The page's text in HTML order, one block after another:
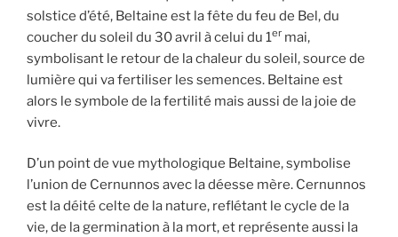
solstice d’été, Beltaine est la fête du feu de Bel, du
coucher du soleil du 30 avril à celui du 1er mai,
symbolisant le retour de la chaleur du soleil, source de
lumière qui va fertiliser les semences. Beltaine est
alors le symbole de la fertilité mais aussi de la joie de
vivre.
D’un point de vue mythologique Beltaine, symbolise
l’union de Cernunnos avec la déesse mère. Cernunnos
est la déité celte de la nature, reflétant le cycle de la
vie, de la germination à la mort, et représente aussi la